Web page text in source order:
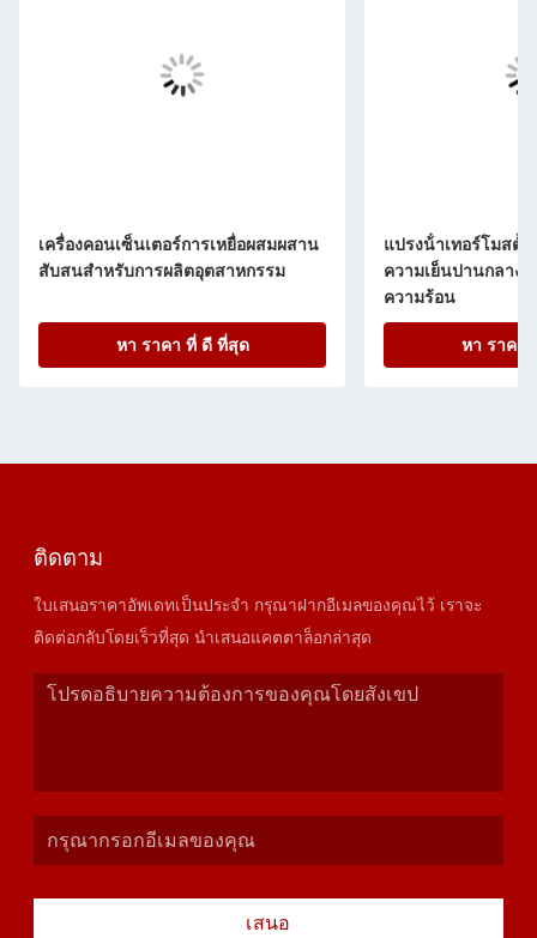
เครื่องคอนเซ็นเตอร์การเหยื่อผสมผสาน
สับสนสําหรับการผลิตอุตสาหกรรม
หา ราคา ที่ ดี ที่สุด
แปรงน้ําเทอร์โมสตั๊
ความเย็นปานกลาง
ความร้อน
หา ราคา
ติดตาม
ใบเสนอราคาอัพเดทเป็นประจำ กรุณาฝากอีเมลของคุณไว้ เราจะ
ติดต่อกลับโดยเร็วที่สุด นำเสนอแคตตาล็อกล่าสุด
เสนอ